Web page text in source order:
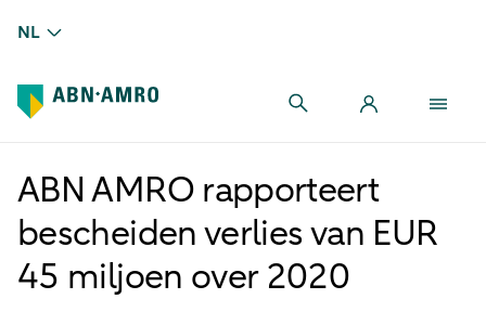
NL
ABN AMRO rapporteert
bescheiden verlies van EUR
45 miljoen over 2020